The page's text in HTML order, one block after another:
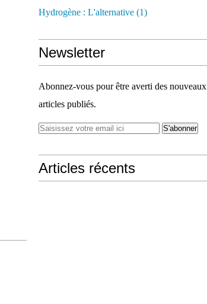
Hydrogène : L'alternative (1)
Newsletter
Abonnez-vous pour être averti des nouveaux
articles publiés.
Articles récents